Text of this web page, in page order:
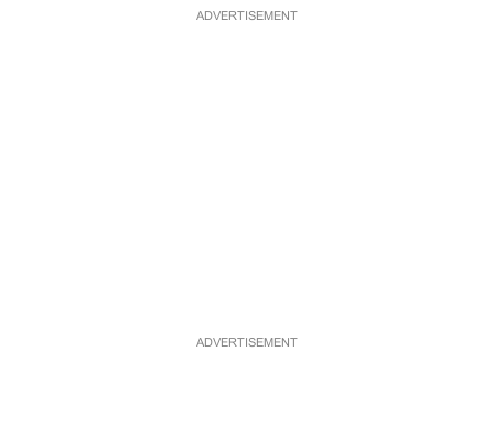
ADVERTISEMENT
ADVERTISEMENT